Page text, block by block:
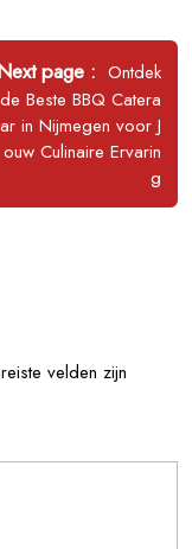
page
Newer
Posts
Ontdek
de Beste BBQ Catera
ar in Nijmegen voor J
ouw Culinaire Ervarin
g
velden zijn